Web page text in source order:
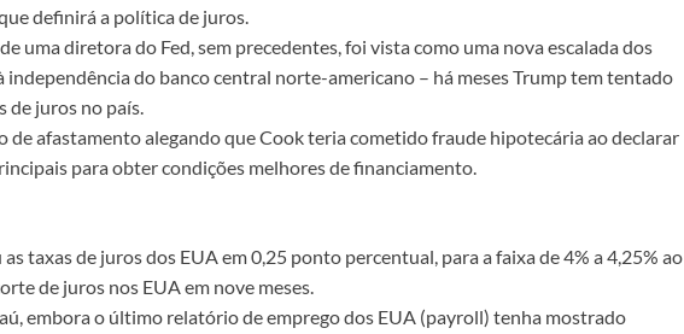
definirá a política de juros.
uma diretora do Fed, sem precedentes, foi vista como uma nova escalada dos
independência do banco central norte-americano – há meses Trump tem tentado
de juros no país.
de afastamento alegando que Cook teria cometido fraude hipotecária ao declarar
para obter condições melhores de financiamento.
taxas de juros dos EUA em 0,25 ponto percentual, para a faixa de 4% a 4,25% ao
de juros nos EUA em nove meses.
embora o último relatório de emprego dos EUA (payroll) tenha mostrado